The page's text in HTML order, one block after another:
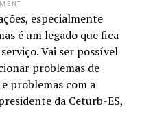
especialmente
é um legado que fica
Vai ser possível
problemas de
problemas com a
da Ceturb-ES,